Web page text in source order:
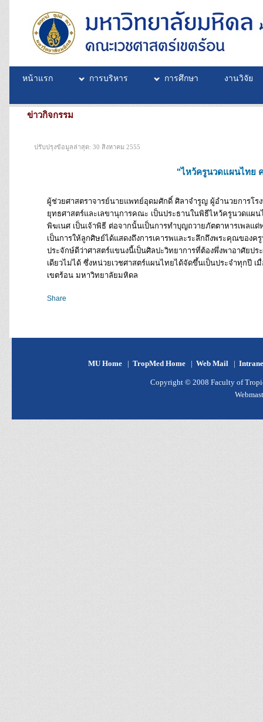
หน้าแรก การบริหาร การศึกษา งานวิจัย
ข่าวกิจกรรม
ปรับปรุงข้อมูลล่าสุด: 30 สิงหาคม 2555
"ไหว้ครูนวดแผนไทย
ผู้ช่วยศาสตราจารย์นายแพทย์อุดมศักดิ์ ศิลาจำรูญ ผู้อำนวยการโ
ยุทธศาสตร์และเลขานุการคณะ เป็นประธานในพิธีไหว้ครูนวดแ
พิฆเนศ เป็นเจ้าพิธี ต่อจากนั้นเป็นการทำบุญถวายภัตตาหารเพล
เป็นการให้ลูกศิษย์ได้แสดงถึงการเคารพและระลึกถึงพระคุณของ
ประจักษ์ดีว่าศาสตร์แขนงนี้เป็นศิลปะวิทยาการที่ต้องพึ่งพาอาศัยป
เดียวไม่ได้ ซึ่งหน่วยเวชศาสตร์แผนไทยได้จัดขึ้นเป็นประจำทุก
เขตร้อน มหาวิทยาลัยมหิดล
Share
MU Home | TropMed Home | Web Mail |
Copyright © 2008 Faculty of